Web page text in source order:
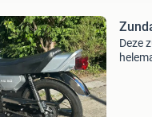
Deze